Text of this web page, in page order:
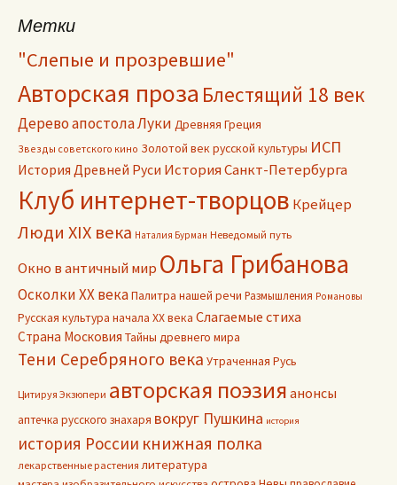
Метки
"Слепые и прозревшие"
Авторская проза Блестящий 18 век
Дерево апостола Луки Древняя Греция
Звезды советского кино Золотой век русской культуры ИСП
История Древней Руси История Санкт-Петербурга
Клуб интернет-творцов Крейцер
Люди XIX века Наталия Бурман Неведомый путь
Окно в античный мир Ольга Грибанова
Осколки ХХ векаПалитра нашей речи Размышления Романовы
Русская культура начала ХХ века Слагаемые стиха
Страна Московия Тайны древнего мира
Тени Серебряного века Утраченная Русь
Цитируя Экзюпери авторская поэзия анонсы
аптечка русского знахаря вокруг Пушкина история
история России книжная полка
лекарственные растения литература